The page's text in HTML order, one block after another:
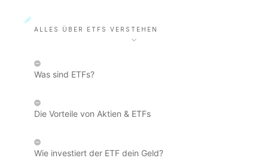
ALLES ÜBER ETFS VERSTEHEN
Was sind ETFs?
Die Vorteile von Aktien & ETFs
Wie investiert der ETF dein Geld?